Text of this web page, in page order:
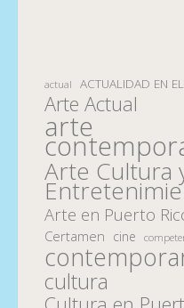
actual ACTUALIDAD EN
Arte Actual
arte
Arte Cultura
Arte en Puerto
Certamen cine
cultura